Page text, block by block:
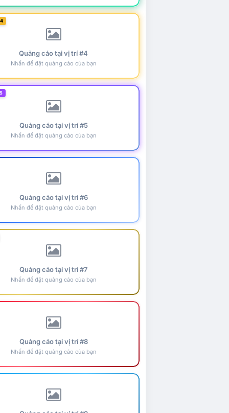
Quảng cáo tại vị trí #4
Nhấn để đặt quảng cáo của bạn
Quảng cáo tại vị trí #5
Nhấn để đặt quảng cáo của bạn
Quảng cáo tại vị trí #6
Nhấn để đặt quảng cáo của bạn
Quảng cáo tại vị trí #7
Nhấn để đặt quảng cáo của bạn
Quảng cáo tại vị trí #8
Nhấn để đặt quảng cáo của bạn